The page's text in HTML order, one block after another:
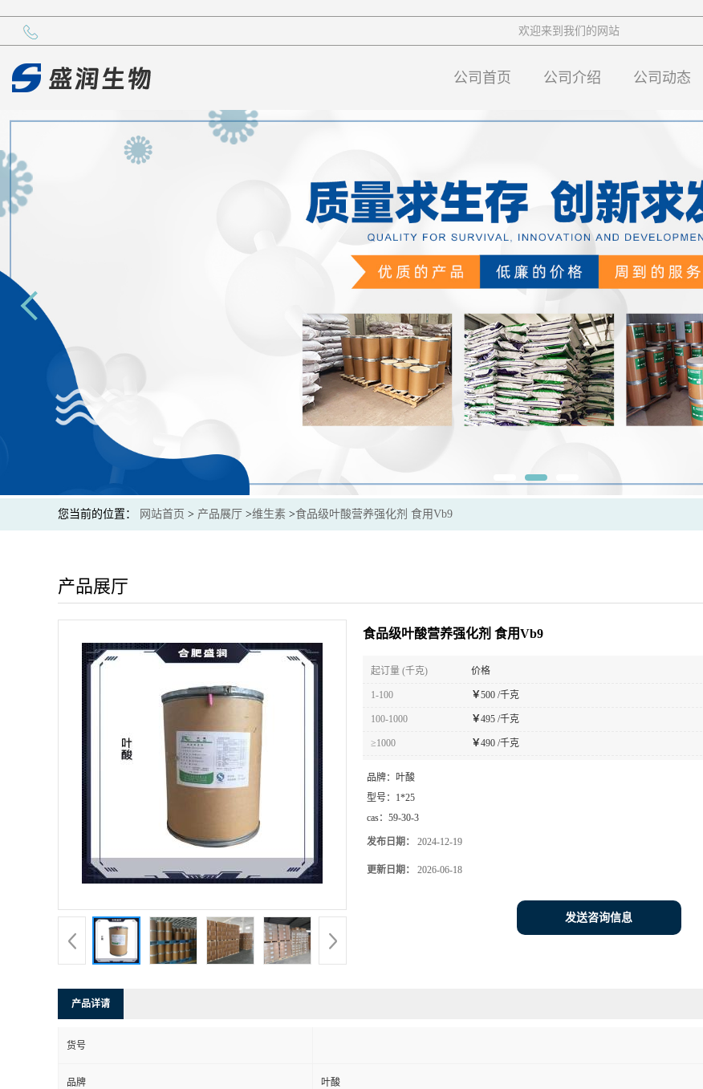
欢迎来到我们的网站
公司首页 公司介绍 公司动态
您当前的位置： 网站首页 > 产品展厅 >维生素 >食品级叶酸营养强化剂 食用Vb9
产品展厅
食品级叶酸营养强化剂 食用Vb9
起订量 (千克) 价格
1-100 ￥500 /千克
100-1000 ￥495 /千克
≥1000 ￥490 /千克
品牌： 叶酸
型号： 1*25
cas： 59-30-3
发布日期： 2024-12-19
更新日期： 2026-06-18
发送咨询信息
产品详请
货号
品牌 叶酸